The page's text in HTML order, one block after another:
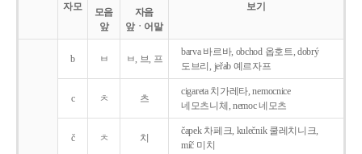
자모
보기
모음
앞
자음
앞ㆍ어말
b ㅂ ㅂ, 브, 프
barva 바르바, obchod 옵호트, dobrý
도브리, jeřab 예르자프
c ㅊ 츠
cigareta 치가레타, nemocnice
네모츠니체, nemoc 네모츠
č ㅊ 치
čapek 차페크, kulečnik 쿨레치니크,
míč 미치